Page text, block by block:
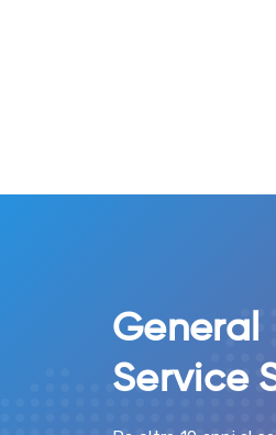
General
Service